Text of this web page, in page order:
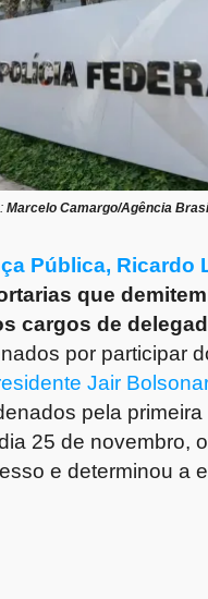
Marcelo Camargo/Agência
Pública, Ricardo
que demitem
cargos de
por participar
Jair
pela primeira
25 de novembro,
e determinou a